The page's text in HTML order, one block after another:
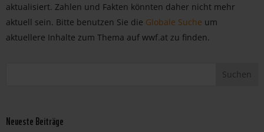
aktualisiert. Zahlen und Fakten könnten daher nicht mehr
aktuell sein. Bitte benutzen Sie die Globale Suche um
aktuellere Inhalte zum Thema auf wwf.at zu finden.
Neueste Beiträge